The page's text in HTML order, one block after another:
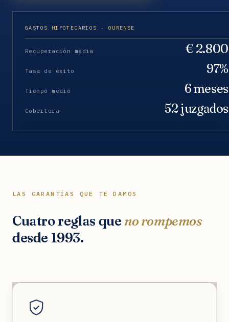
GASTOS HIPOTECARIOS · OURENSE
Recuperación media € 2.800
Tasa de éxito 97%
Tiempo medio 6 meses
Cobertura 52 juzgados
LAS GARANTÍAS QUE TE DAMOS
Cuatro reglas que no rompemos
desde 1993.